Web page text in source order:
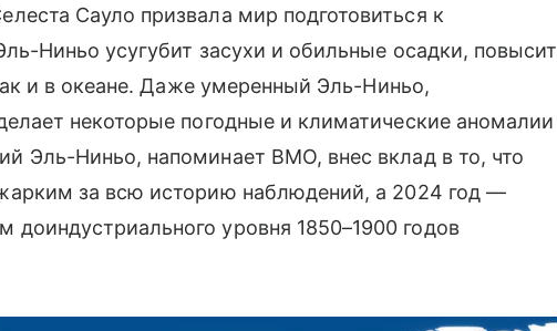
Сауло призвала мир подготовиться к
Ниньо усугубит засухи и обильные осадки, повысит
и в океане. Даже умеренный Эль-Ниньо,
некоторые погодные и климатические аномалии
Эль-Ниньо, напоминает ВМО, внес вклад в то, что
за всю историю наблюдений, а 2024 год —
уровня 1850–1900 годов